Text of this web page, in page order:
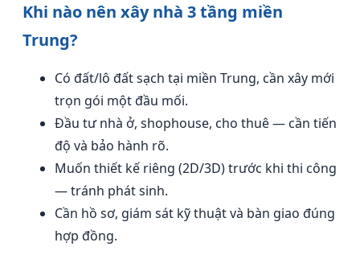
Khi nào nên xây nhà 3 tầng miền
Trung?
Có đất/lô đất sạch tại miền Trung, cần xây mới
trọn gói một đầu mối.
Đầu tư nhà ở, shophouse, cho thuê — cần tiến
độ và bảo hành rõ.
Muốn thiết kế riêng (2D/3D) trước khi thi công
— tránh phát sinh.
Cần hồ sơ, giám sát kỹ thuật và bàn giao đúng
hợp đồng.